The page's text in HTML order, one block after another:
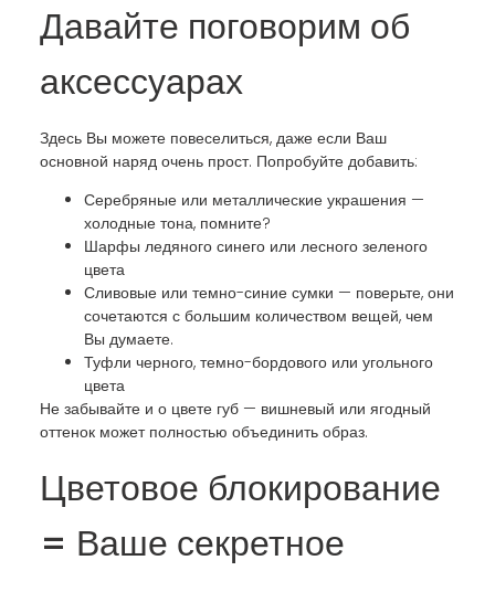
Давайте поговорим об
аксессуарах
Здесь Вы можете повеселиться, даже если Ваш
основной наряд очень прост. Попробуйте добавить:
Серебряные или металлические украшения —
холодные тона, помните?
Шарфы ледяного синего или лесного зеленого
цвета
Сливовые или темно-синие сумки — поверьте, они
сочетаются с большим количеством вещей, чем
Вы думаете.
Туфли черного, темно-бордового или угольного
цвета
Не забывайте и о цвете губ — вишневый или ягодный
оттенок может полностью объединить образ.
Цветовое блокирование
= Ваше секретное